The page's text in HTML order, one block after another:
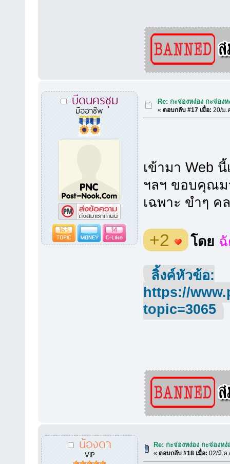
บีดนครชุม
มืออาชีพ
163 14
Re: กะจ่องหง่อง กะจ่องห
«ตอบกลับ #17 เมื่อ: 20/ม.
เข้ามา Web
ฯลฯ ขอบคุณม
เฉพาะ ขำๆ ค
+2 โดย
ลิ้งค์หัวข้อ:
https://
topic=3065
น้องดา
VIP
Re: กะจ่องหง่อง กะจ่องหง่
«ตอบกลับ #18 เมื่อ: 02/มี.ค